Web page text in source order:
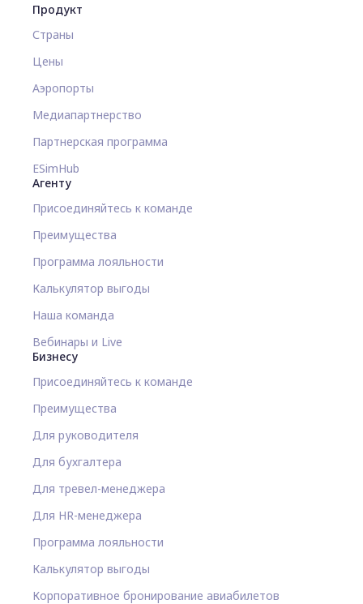
Продукт
Страны
Цены
Аэропорты
Медиапартнерство
Партнерская программа
ESimHub
Агенту
Присоединяйтесь к команде
Преимущества
Программа лояльности
Калькулятор выгоды
Наша команда
Вебинары и Live
Бизнесу
Присоединяйтесь к команде
Преимущества
Для руководителя
Для бухгалтера
Для тревел-менеджера
Для HR-менеджера
Программа лояльности
Калькулятор выгоды
Корпоративное бронирование авиабилетов